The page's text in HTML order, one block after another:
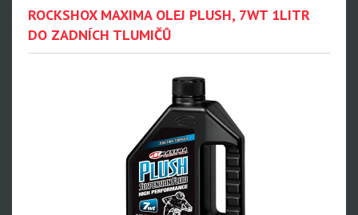
35
Revelation
ROCKSHOX MAXIMA OLEJ PLUSH, 7WT 1LITR
DO ZADNÍCH TLUMIČŮ